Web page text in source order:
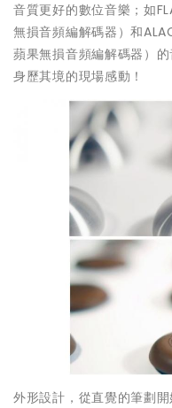
音質更好的數位音樂；如
無損音頻編解碼器）和
蘋果無損音頻編解碼器）
身歷其境的現場感動！
外形設計，從直覺的筆劃